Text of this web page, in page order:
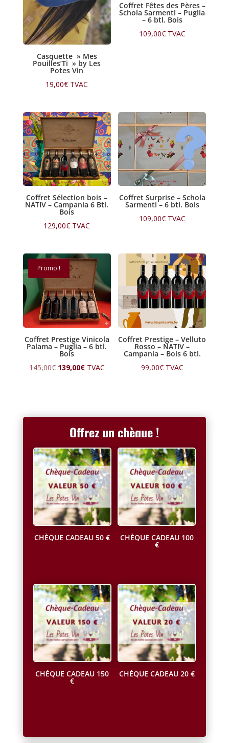
Casquette » Mes
Pouilles’Ti » by Les
Potes Vin
19,00€ TVAC
Coffret Fêtes des Pères –
Schola Sarmenti – Puglia
– 6 btl. Bois
109,00€ TVAC
Coffret Sélection bois –
NATIV – Campania 6 Btl.
Bois
129,00€ TVAC
Coffret Surprise – Schola
Sarmenti – 6 btl. Bois
109,00€ TVAC
Promo !
Coffret Prestige Vinicola
Palama – Puglia – 6 btl.
Bois
145,00€ Le
145,00€.
139,00€Le
139,00€.
TVAC
Coffret Prestige – Velluto
Rosso – NATIV –
Campania – Bois 6 btl.
99,00€ TVAC
Offrez un chèque !
CHÈQUE CADEAU 50 € CHÈQUE CADEAU 100
€
CHÈQUE CADEAU 150
€
CHÈQUE CADEAU 20 €